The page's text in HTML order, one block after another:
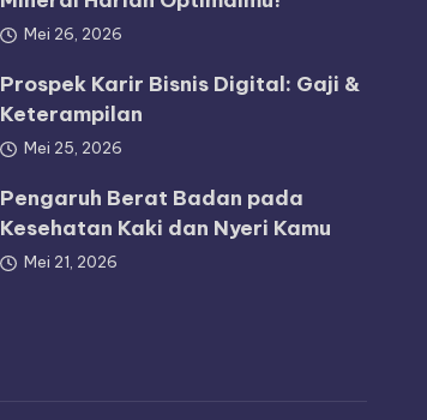
Mei 26, 2026
Prospek Karir Bisnis Digital: Gaji &
Keterampilan
Mei 25, 2026
Pengaruh Berat Badan pada
Kesehatan Kaki dan Nyeri Kamu
Mei 21, 2026